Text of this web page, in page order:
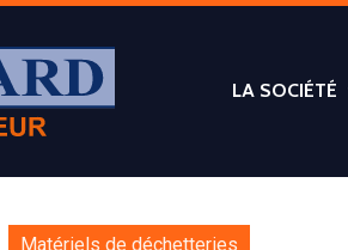
LA SOCIÉTÉ
Matériels de déchetteries